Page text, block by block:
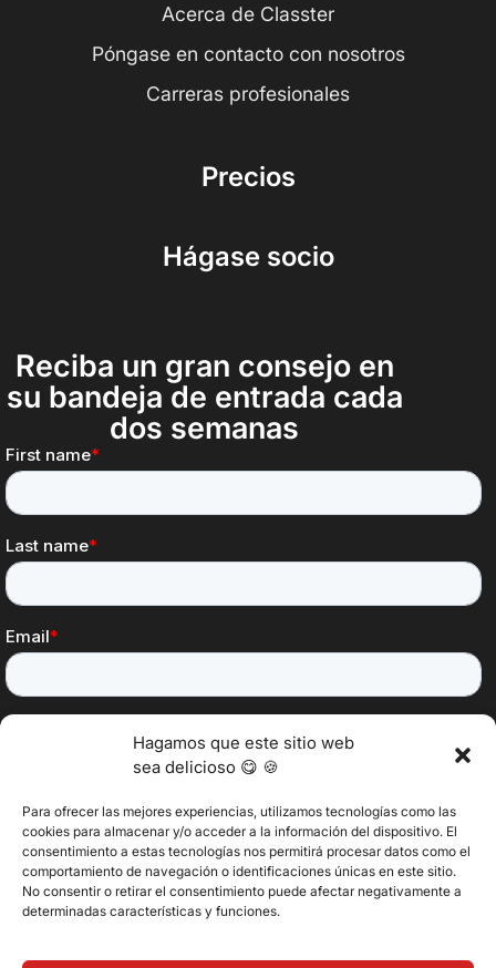
Hagamos que este sitio web
sea delicioso 😋 🍪
Para ofrecer las mejores experiencias, utilizamos tecnologías como las
cookies para almacenar y/o acceder a la información del dispositivo. El
consentimiento a estas tecnologías nos permitirá procesar datos como el
comportamiento de navegación o identificaciones únicas en este sitio.
No consentir o retirar el consentimiento puede afectar negativamente a
determinadas características y funciones.
Acerca de Classter
Póngase en contacto con nosotros
Carreras profesionales
Precios
Hágase socio
Reciba un gran consejo en
su bandeja de entrada cada
dos semanas
@2025 Vertitech. Todos los derechos reservados.
Política de privacidad